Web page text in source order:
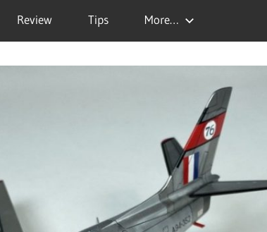
Review Tips More…